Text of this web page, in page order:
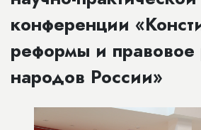
конференции
реформы и правовое
народов России»